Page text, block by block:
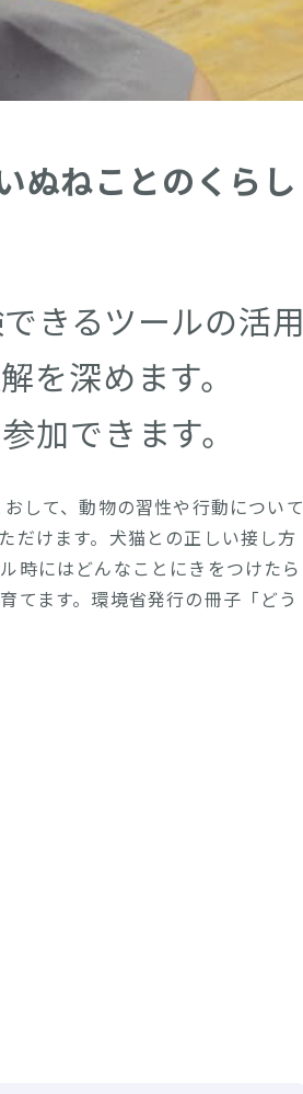
ぬねことのくらし
きるツールの活用
を深めます。
加できます。
して、動物の習性や行動について
だけます。犬猫との正しい接し方
時にはどんなことにきをつけたら
てます。環境省発行の冊子「どう